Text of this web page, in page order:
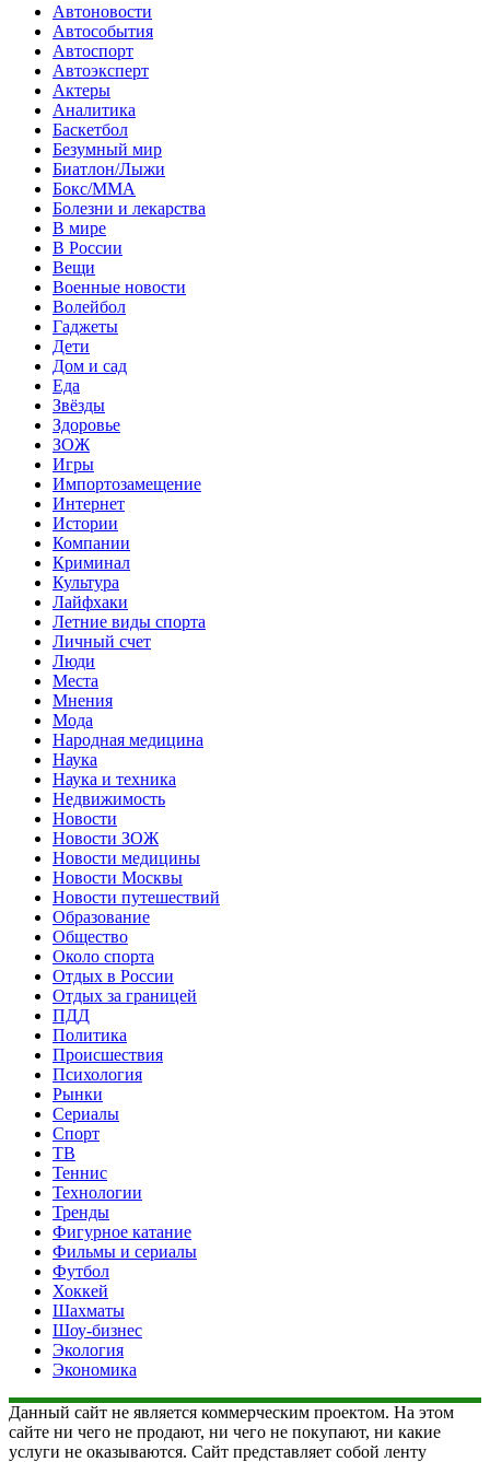
Автоновости
Автособытия
Автоспорт
Автоэксперт
Актеры
Аналитика
Баскетбол
Безумный мир
Биатлон/Лыжи
Бокс/MMA
Болезни и лекарства
В мире
В России
Вещи
Военные новости
Волейбол
Гаджеты
Дети
Дом и сад
Еда
Звёзды
Здоровье
ЗОЖ
Игры
Импортозамещение
Интернет
Истории
Компании
Криминал
Культура
Лайфхаки
Летние виды спорта
Личный счет
Люди
Места
Мнения
Мода
Народная медицина
Наука
Наука и техника
Недвижимость
Новости
Новости ЗОЖ
Новости медицины
Новости Москвы
Новости путешествий
Образование
Общество
Около спорта
Отдых в России
Отдых за границей
ПДД
Политика
Происшествия
Психология
Рынки
Сериалы
Спорт
ТВ
Теннис
Технологии
Тренды
Фигурное катание
Фильмы и сериалы
Футбол
Хоккей
Шахматы
Шоу-бизнес
Экология
Экономика
Данный сайт не является коммерческим проектом. На этом
сайте ни чего не продают, ни чего не покупают, ни какие
услуги не оказываются. Сайт представляет собой ленту